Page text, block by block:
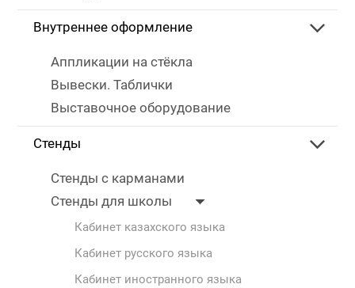
Внутреннее оформление
Аппликации на стёкла
Вывески. Таблички
Выставочное оборудование
Стенды
Стенды с карманами
Стенды для школы
Кабинет казахского языка
Кабинет русского языка
Кабинет иностранного языка